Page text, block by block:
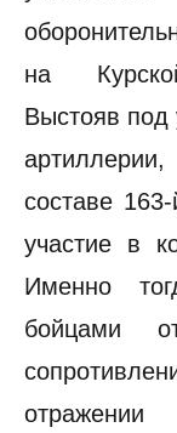
на
Выстояв под
составе
участие в
Именно
бойцами